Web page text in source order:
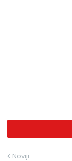
Noviji